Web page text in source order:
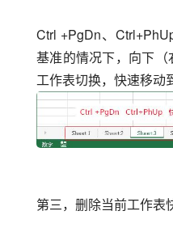
Ctrl +PgDn、
基准的情况下，向下
工作表切换，快速移动
第三，删除当前工作表